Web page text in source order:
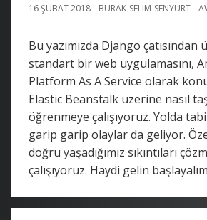
16 ŞUBAT 2018 BURAK-SELIM-SENYURT
Bu yazımızda Django çatısından
standart bir web uygulamasını,
Platform As A Service olarak
Elastic Beanstalk üzerine nasıl
öğrenmeye çalışıyoruz. Yolda
garip garip olaylar da geliyor.
doğru yaşadığımız sıkıntıları
çalışıyoruz. Haydi gelin